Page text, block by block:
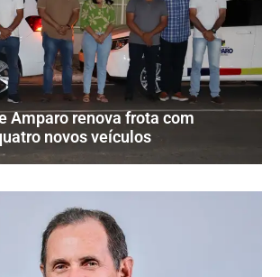
Amparo renova frota com
novos veículos